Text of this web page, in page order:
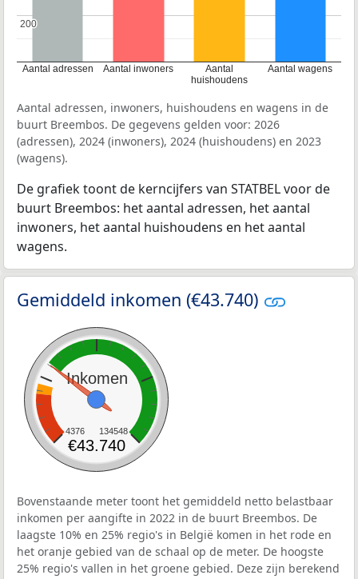
Aantal adressen Aantal inwoners
Aantal
huishoudens
Aantal wagens
200
200
Aantal adressen, inwoners, huishoudens en wagens in de
buurt Breembos. De gegevens gelden voor: 2026
(adressen), 2024 (inwoners), 2024 (huishoudens) en 2023
(wagens).
De grafiek toont de kerncijfers van STATBEL voor de
buurt Breembos: het aantal adressen, het aantal
inwoners, het aantal huishoudens en het aantal
wagens.
Gemiddeld inkomen (€43.740)
Inkomen
4376 134548
€43.740
Bovenstaande meter toont het gemiddeld netto belastbaar
inkomen per aangifte in 2022 in de buurt Breembos. De
laagste 10% en 25% regio's in België komen in het rode en
het oranje gebied van de schaal op de meter. De hoogste
25% regio's vallen in het groene gebied. Deze zijn berekend